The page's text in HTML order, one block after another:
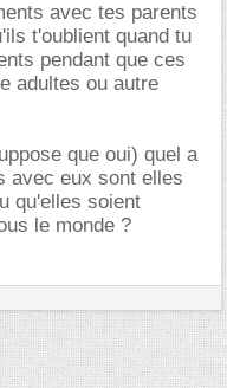
avec tes parents
t'oublient quand tu
pendant que ces
adultes ou autre
que oui) quel a
avec eux sont elles
qu'elles soient
le monde ?